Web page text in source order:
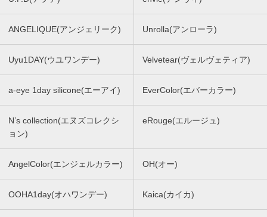
ANGELIQUE(アンジェリーク) Unrolla(アンローラ)
Uyu1DAY(ウユワンデー) Velvetear(ヴェルヴェティア)
a-eye 1day silicone(エーアイ) EverColor(エバーカラー)
N’s collection(エヌズコレクシ
ョン)
eRouge(エルージュ)
AngelColor(エンジェルカラー) OH(オー)
OOHA1day(オハワンデー) Kaica(カイカ)